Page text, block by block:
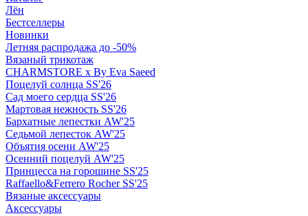
Лён
Бестселлеры
Новинки
Летняя распродажа до -50%
Вязаный трикотаж
CHARMSTORE х By Eva Saeed
Поцелуй солнца SS'26
Сад моего сердца SS'26
Мартовая нежность SS'26
Бархатные лепестки AW'25
Седьмой лепесток AW'25
Объятия осени AW'25
Осенний поцелуй AW'25
Принцесса на горошине SS'25
Raffaello&Ferrero Rocher SS'25
Вязаные аксессуары
Аксессуары